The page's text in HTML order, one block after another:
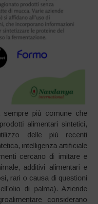
sempre più comune che
alimentari sintetici,
delle più recenti
intelligenza artificiale
cercano di imitare e
additivi alimentari e
rari o causa di questioni
di palma). Aziende
considerano